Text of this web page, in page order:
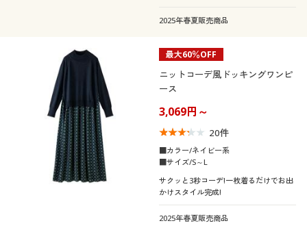
2025年春夏販売商品
最大60％OFF
ニットコーデ風ドッキングワンピ
ース
3,069円～
20件
■カラー/ネイビー系
■サイズ/S～L
サクッと3秒コーデ!一枚着るだけでお出
かけスタイル完成!
2025年春夏販売商品